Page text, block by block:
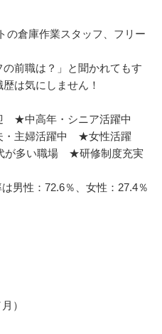
の倉庫作業スタッフ、フリー
の前職は？」と聞かれてもす
は気にしません！
★中高年・シニア活躍中
主婦活躍中　★女性活躍
多い職場　★研修制度充実
男性：72.6％、女性：27.4％
）